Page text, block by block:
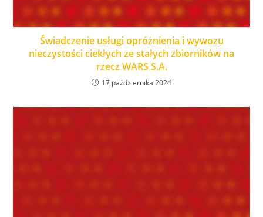
Świadczenie usługi opróżnienia i wywozu
nieczystości ciekłych ze stałych zbiorników na
rzecz WARS S.A.
17 października 2024